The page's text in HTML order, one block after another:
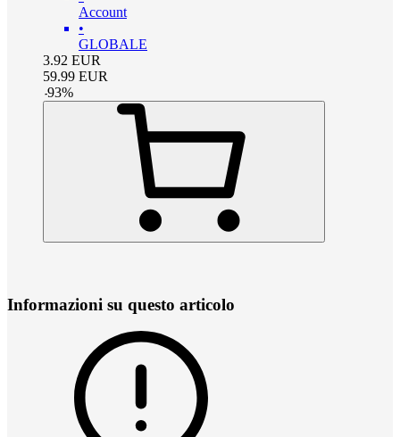
Account
•
GLOBALE
3.92 EUR
59.99 EUR
-93%
Informazioni su questo articolo